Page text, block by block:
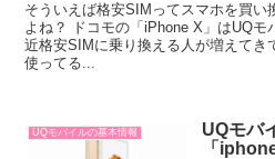
そういえば格安SIMってスマホを買い
よね？ ドコモの「iPhone X」はUQモ
近格安SIMに乗り換える人が増えてき
使ってる...
UQモバイルの基本情報
UQモバ
「